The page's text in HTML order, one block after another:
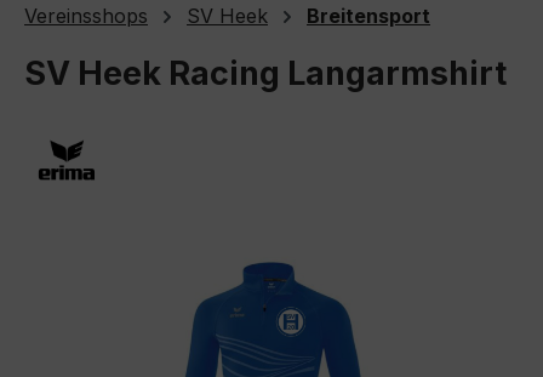
Vereinsshops SV Heek Breitensport
SV Heek Racing Langarmshirt
Bildergalerie überspringen